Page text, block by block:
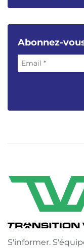
Abonnez-
S'informer.